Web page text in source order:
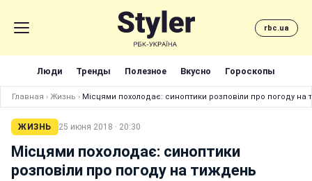
rbc.ua
Люди Тренды Полезное Вкусно Гороскопы
Главная › Жизнь › Місцями похолодає: синоптики розповіли про погоду на
ЖИЗНЬ 25 июня 2018 · 20:30
Місцями похолодає: синоптики
розповіли про погоду на тиждень